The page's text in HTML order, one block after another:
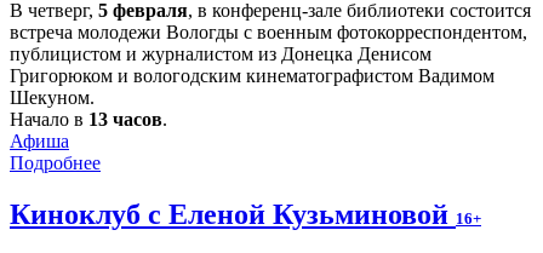
В четверг, 5 февраля, в конференц-зале библиотеки состоится
встреча молодежи Вологды с военным фотокорреспондентом,
публицистом и журналистом из Донецка Денисом
Григорюком и вологодским кинематографистом Вадимом
Шекуном.
Начало в 13 часов.
Афиша
Подробнее
Киноклуб с Еленой Кузьминовой 16+